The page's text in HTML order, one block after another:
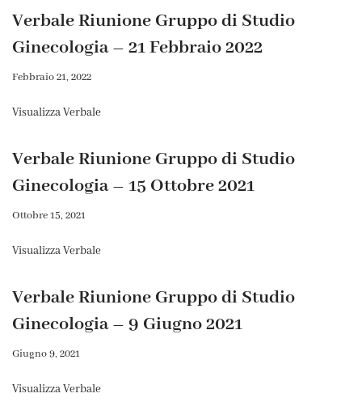
Verbale Riunione Gruppo di Studio
Ginecologia – 21 Febbraio 2022
Febbraio 21, 2022
Visualizza Verbale
Verbale Riunione Gruppo di Studio
Ginecologia – 15 Ottobre 2021
Ottobre 15, 2021
Visualizza Verbale
Verbale Riunione Gruppo di Studio
Ginecologia – 9 Giugno 2021
Giugno 9, 2021
Visualizza Verbale